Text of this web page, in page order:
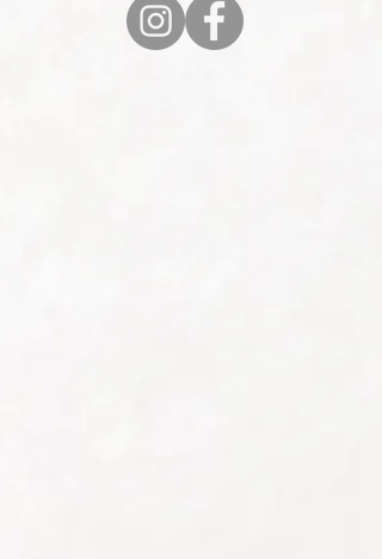
後、東京・渋谷「雑木の庭」の
創始者である飯田十基の飯田造